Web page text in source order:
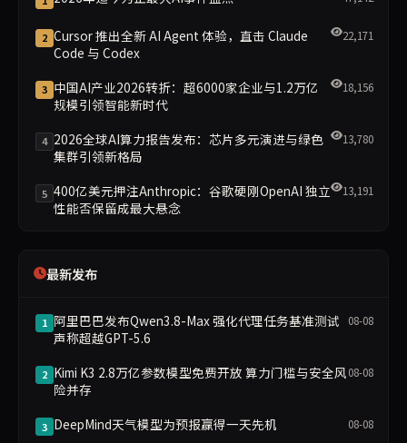
2 Cursor 推出全新 AI Agent 体验，直击 Claude
Code 与 Codex
22,171
3 中国AI产业2026转折：超6000家企业与1.2万亿
规模引领智能新时代
18,156
4 2026全球AI算力报告发布：芯片多元演进与绿色
集群引领新格局
13,780
5 400亿美元押注Anthropic：谷歌硬刚OpenAI 独立
性能否保留成最大悬念
13,191
最新发布
1 阿里巴巴发布Qwen3.8-Max 强化代理任务基准测试
声称超越GPT-5.6
08-08
2 Kimi K3 2.8万亿参数模型免费开放 算力门槛与安全风
险并存
08-08
3 DeepMind天气模型为预报赢得一天先机 08-08